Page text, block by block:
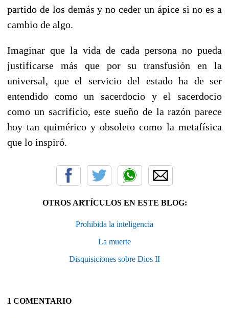
partido de los demás y no ceder un ápice si no es a
cambio de algo.
Imaginar que la vida de cada persona no pueda
justificarse más que por su transfusión en la
universal, que el servicio del estado ha de ser
entendido como un sacerdocio y el sacerdocio
como un sacrificio, este sueño de la razón parece
hoy tan quimérico y obsoleto como la metafísica
que lo inspiró.
OTROS ARTÍCULOS EN ESTE BLOG:
Prohibida la inteligencia
La muerte
Disquisiciones sobre Dios II
1 COMENTARIO